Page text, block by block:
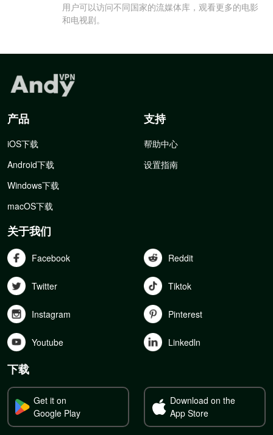
用户可以访问不同国家的流媒体库，观看更多的电影
和电视剧。
产品
iOS下载
Android下载
Windows下载
macOS下载
支持
帮助中心
设置指南
关于我们
Facebook Reddit
Twitter Tiktok
Instagram Pinterest
Youtube Linkedln
下载
Get it on
Google Play
Download on the
App Store